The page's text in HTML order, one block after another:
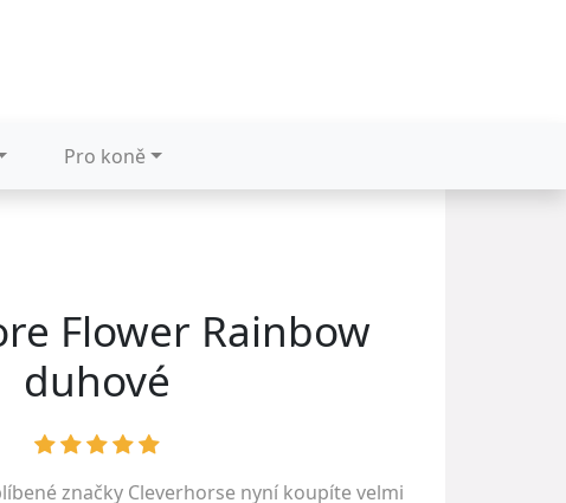
Pro koně
Flower Rainbow
duhové
značky Cleverhorse nyní koupíte velmi